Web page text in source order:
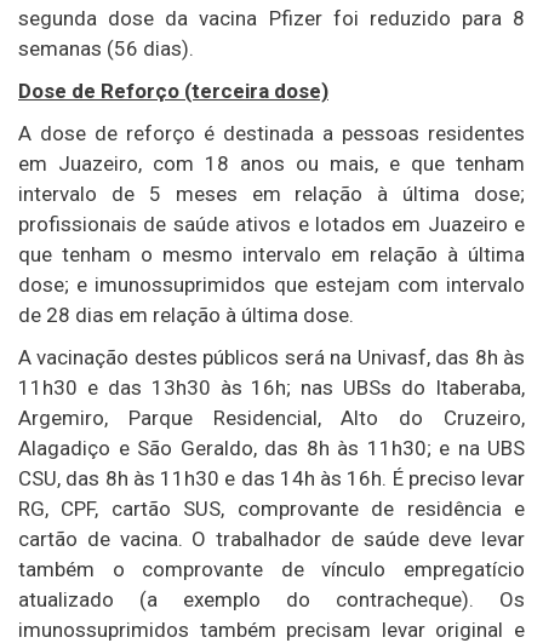
segunda dose da vacina Pfizer foi reduzido para 8
semanas (56 dias).
Dose de Reforço (terceira dose)
A dose de reforço é destinada a pessoas residentes
em Juazeiro, com 18 anos ou mais, e que tenham
intervalo de 5 meses em relação à última dose;
profissionais de saúde ativos e lotados em Juazeiro e
que tenham o mesmo intervalo em relação à última
dose; e imunossuprimidos que estejam com intervalo
de 28 dias em relação à última dose.
A vacinação destes públicos será na Univasf, das 8h às
11h30 e das 13h30 às 16h; nas UBSs do Itaberaba,
Argemiro, Parque Residencial, Alto do Cruzeiro,
Alagadiço e São Geraldo, das 8h às 11h30; e na UBS
CSU, das 8h às 11h30 e das 14h às 16h. É preciso levar
RG, CPF, cartão SUS, comprovante de residência e
cartão de vacina. O trabalhador de saúde deve levar
também o comprovante de vínculo empregatício
atualizado (a exemplo do contracheque). Os
imunossuprimidos também precisam levar original e